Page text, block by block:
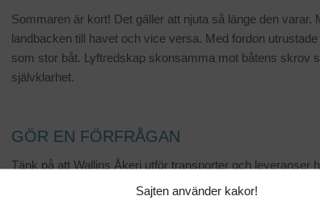
Sajten använder kakor!
Sommaren är kort! Det gäller att njuta så länge den varar.
landbacken till havet och vice versa. Med fordon
som stor båt. Lyftredskap skonsamma mot båtens skrov
självklarhet.
GÖR EN FÖRFRÅGAN
Tänk på att Wallins Åkeri utför transporter och leveranser
Klicka på Skapa Offertförfrågan nedan och fyll i formuläret.